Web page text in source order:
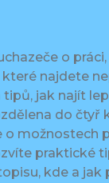
o
které najdete
jak najít
do čtyř
o možnostech
praktické
kde a jak